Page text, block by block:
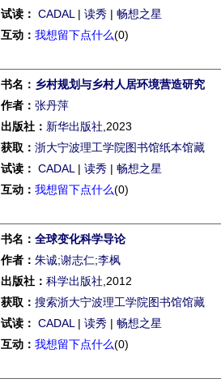
试读： CADAL | 读秀 | 畅想之星
互动： 我想留下点什么(0)
书名： 乡村规划与乡村人居环境营造研究
作者： 张丹萍
出版社： 新华出版社 ,2023
获取： 浙大宁波理工学院图书馆纸本馆藏
试读： CADAL | 读秀 | 畅想之星
互动： 我想留下点什么(0)
书名： 全球变化科学导论
作者： 朱诚;谢志仁;李枫
出版社： 科学出版社 ,2012
获取： 搜索浙大宁波理工学院图书馆馆藏
试读： CADAL | 读秀 | 畅想之星
互动： 我想留下点什么(0)